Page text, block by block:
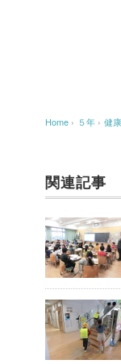
Home › ５年 › 健
関連記事